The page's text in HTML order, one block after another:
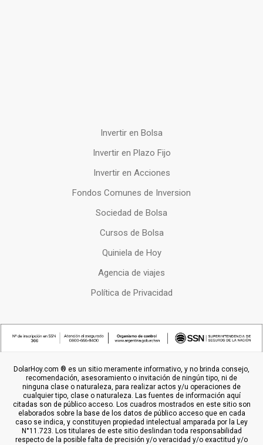
Invertir en Bolsa
Invertir en Plazo Fijo
Invertir en Acciones
Fondos Comunes de Inversion
Sociedad de Bolsa
Cursos de Bolsa
Quiniela de Hoy
Agencia de viajes
Política de Privacidad
DolarHoy.com ® es un sitio meramente informativo, y no brinda consejo,
recomendación, asesoramiento o invitación de ningún tipo, ni de
ninguna clase o naturaleza, para realizar actos y/u operaciones de
cualquier tipo, clase o naturaleza. Las fuentes de información aquí
citadas son de público acceso. Los cuadros mostrados en este sitio son
elaborados sobre la base de los datos de público acceso que en cada
caso se indica, y constituyen propiedad intelectual amparada por la Ley
N°11.723. Los titulares de este sitio deslindan toda responsabilidad
respecto de la posible falta de precisión y/o veracidad y/o exactitud y/o